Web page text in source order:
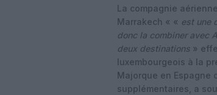
La compagnie
Marrakech « « est une
donc la combiner avec
deux destinations »
luxembourgeois à la
Majorque en Espagne
supplémentaires, a